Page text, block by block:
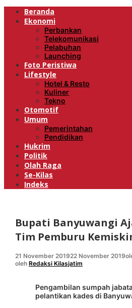
Beranda
Ekonomi
Perbankan
Telekomunikasi
Pelabuhan
Launching
Foto Peristiwa
Lifestyle
Hotel & Resto
Kuliner
Tekno
Otomotif
Umum
Pemerintahan
Pendidikan
Hukrim
Politik
Olah Raga
Se-Kilas
Indeks
Bupati Banyuwangi
Tim Pemburu
21 November 201922 November 2019
oleh Redaksi Kilasjatim
Pengambilan sumpah
pelantikan kades di